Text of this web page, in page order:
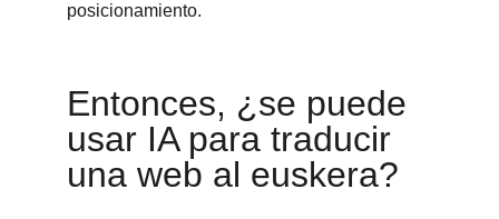
posicionamiento.
Entonces, ¿se puede
usar IA para traducir
una web al euskera?